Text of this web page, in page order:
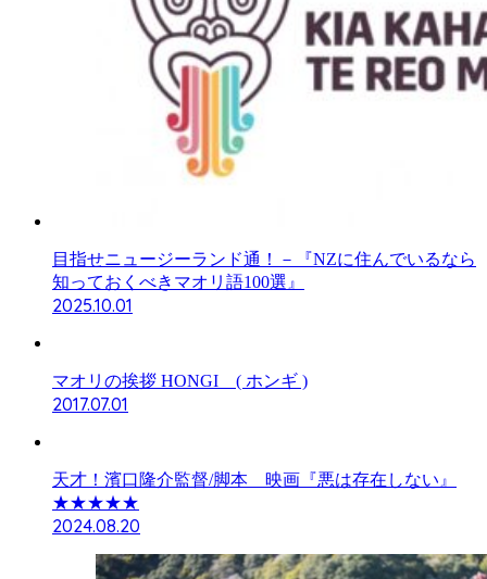
目指せニュージーランド通！－『NZに住んでいるなら
知っておくべきマオリ語100選』
2025.10.01
マオリの挨拶 HONGI ( ホンギ )
2017.07.01
天才！濱口隆介監督/脚本 映画『悪は存在しない』
★★★★★
2024.08.20